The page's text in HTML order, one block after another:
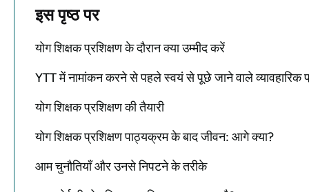
इस पृष्ठ पर
योग शिक्षक प्रशिक्षण के दौरान क्या उम्मीद करें
YTT में नामांकन करने से पहले स्वयं से पूछे जाने वाले व्यावहारिक
योग शिक्षक प्रशिक्षण की तैयारी
योग शिक्षक प्रशिक्षण पाठ्यक्रम के बाद जीवन: आगे क्या?
आम चुनौतियाँ और उनसे निपटने के तरीके